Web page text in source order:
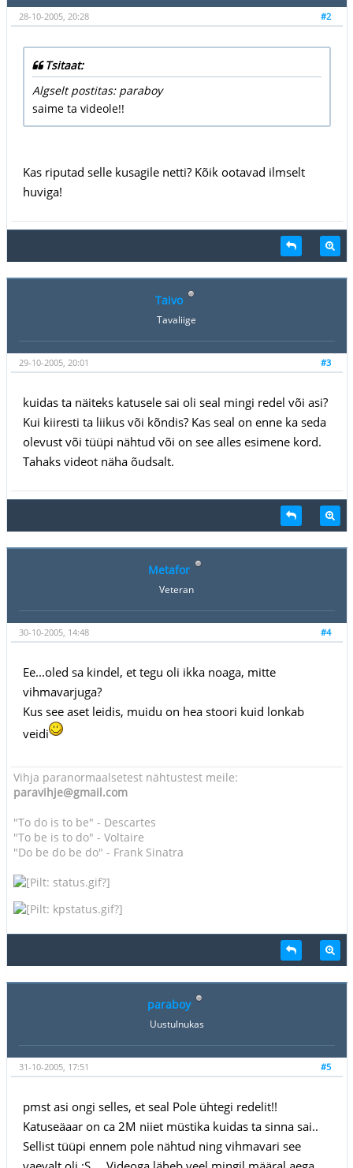
#2
28-10-2005, 20:28
Tsitaat:
Algselt postitas: paraboy
saime ta videole!!
Kas riputad selle kusagile netti? Kõik ootavad ilmselt
huviga!
Taivo
Tavaliige
#3
29-10-2005, 20:01
kuidas ta näiteks katusele sai oli seal mingi redel või asi?
Kui kiiresti ta liikus või kõndis? Kas seal on enne ka seda
olevust või tüüpi nähtud või on see alles esimene kord.
Tahaks videot näha õudsalt.
Metafor
Veteran
#4
30-10-2005, 14:48
Ee...oled sa kindel, et tegu oli ikka noaga, mitte
vihmavarjuga?
Kus see aset leidis, muidu on hea stoori kuid lonkab
veidi
Vihja paranormaalsetest nähtustest meile:
paravihje@gmail.com
"To do is to be" - Descartes
"To be is to do" - Voltaire
"Do be do be do" - Frank Sinatra
paraboy
Uustulnukas
#5
31-10-2005, 17:51
pmst asi ongi selles, et seal Pole ühtegi redelit!!
Katuseäaar on ca 2M niiet müstika kuidas ta sinna sai..
Sellist tüüpi ennem pole nähtud ning vihmavari see